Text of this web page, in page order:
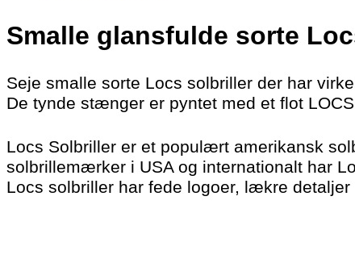
Smalle glansfulde sorte
Seje smalle sorte Locs solbriller der har
De tynde stænger er pyntet med et flot
Locs Solbriller er et populært amerikansk
solbrillemærker i USA og internationalt har
Locs solbriller har fede logoer, lækre